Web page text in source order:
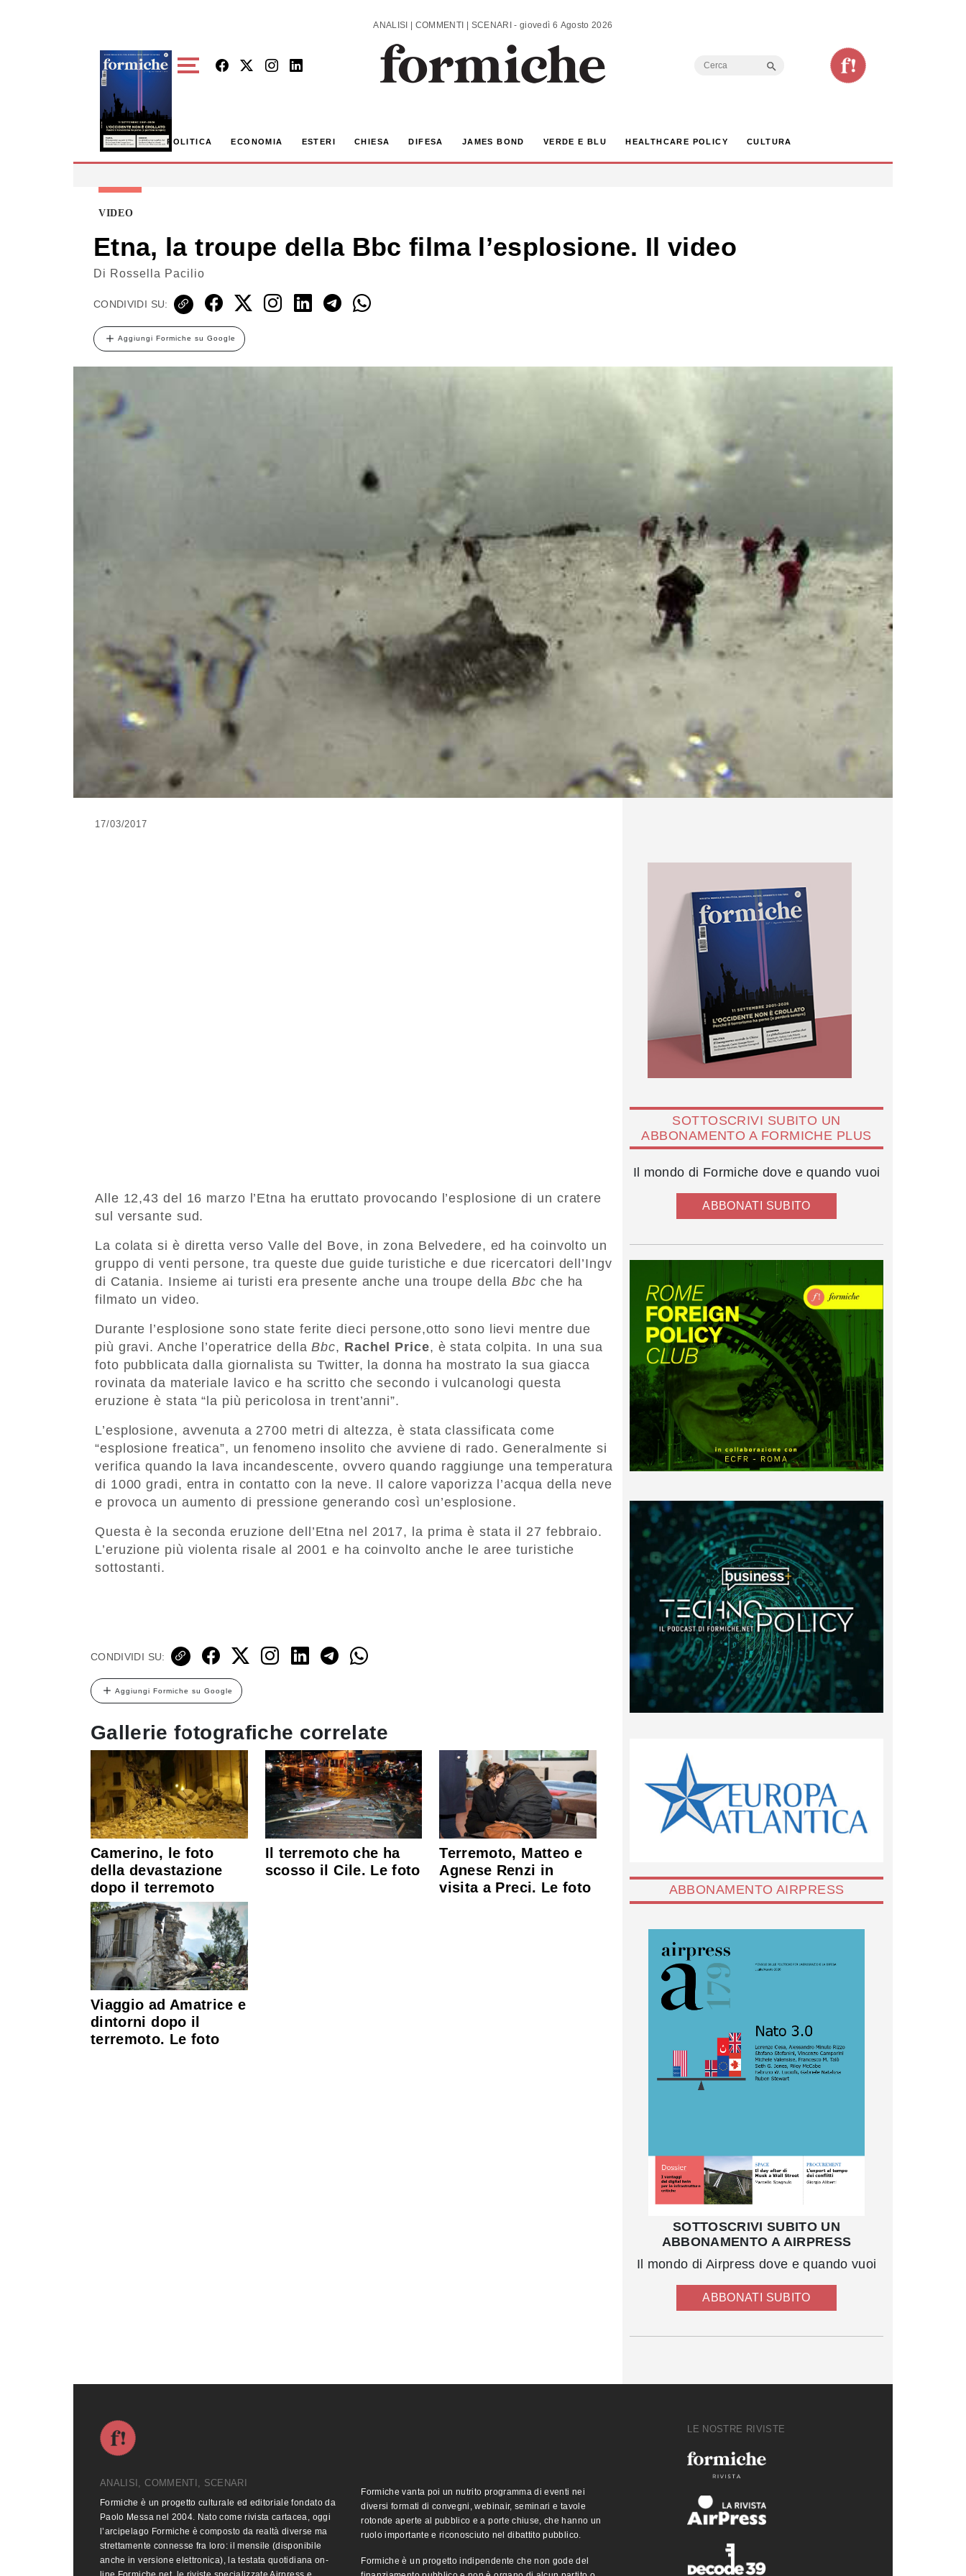
ANALISI | COMMENTI | SCENARI - giovedì 6 Agosto 2026
Search
POLITICA ECONOMIA ESTERI CHIESA DIFESA JAMES BOND VERDE E BLU HEALTHCARE POLICY CULTURA
VIDEO
Etna, la troupe della Bbc filma l’esplosione. Il video
Di Rossella Pacilio
CONDIVIDI SU:
Aggiungi Formiche su Google
17/03/2017
Alle 12,43 del 16 marzo l’Etna ha eruttato provocando l’esplosione di un cratere
sul versante sud.
La colata si è diretta verso Valle del Bove, in zona Belvedere, ed ha coinvolto un
gruppo di venti persone, tra queste due guide turistiche e due ricercatori dell’Ingv
di Catania. Insieme ai turisti era presente anche una troupe dellaBbc che ha
filmato un video.
Durante l’esplosione sono state ferite dieci persone,otto sono lievi mentre due
più gravi. Anche l’operatrice dellaBbc, Rachel Price, è stata colpita. In una sua
foto pubblicata dalla giornalista su Twitter, la donna ha mostrato la sua giacca
rovinata da materiale lavico e ha scritto che secondo i vulcanologi questa
eruzione è stata “la più pericolosa in trent’anni”.
L’esplosione, avvenuta a 2700 metri di altezza, è stata classificata come
“esplosione freatica”, un fenomeno insolito che avviene di rado. Generalmente si
verifica quando la lava incandescente, ovvero quando raggiunge una temperatura
di 1000 gradi, entra in contatto con la neve. Il calore vaporizza l’acqua della neve
e provoca un aumento di pressione generando così un’esplosione.
Questa è la seconda eruzione dell’Etna nel 2017, la prima è stata il 27 febbraio.
L’eruzione più violenta risale al 2001 e ha coinvolto anche le aree turistiche
sottostanti.
CONDIVIDI SU:
Aggiungi Formiche su Google
Gallerie fotografiche correlate
Camerino, le foto
della devastazione
dopo il terremoto
Il terremoto che ha
scosso il Cile. Le foto
Terremoto, Matteo e
Agnese Renzi in
visita a Preci. Le foto
Viaggio ad Amatrice e
dintorni dopo il
terremoto. Le foto
SOTTOSCRIVI SUBITO UN
ABBONAMENTO A FORMICHE PLUS
Il mondo di Formiche dove e quando vuoi
ABBONATI SUBITO
ABBONAMENTO AIRPRESS
SOTTOSCRIVI SUBITO UN
ABBONAMENTO A AIRPRESS
Il mondo di Airpress dove e quando vuoi
ABBONATI SUBITO
ANALISI, COMMENTI, SCENARI
Formiche è un progetto culturale ed editoriale fondato da
Paolo Messa nel 2004. Nato come rivista cartacea, oggi
l’arcipelago Formiche è composto da realtà diverse ma
strettamente connesse fra loro: il mensile (disponibile
anche in versione elettronica), la testata quotidiana on-
Formiche vanta poi un nutrito programma di eventi nei
diversi formati di convegni, webinair, seminari e tavole
rotonde aperte al pubblico e a porte chiuse, che hanno un
ruolo importante e riconosciuto nel dibattito pubblico.
Formiche è un progetto indipendente che non gode del
LE NOSTRE RIVISTE